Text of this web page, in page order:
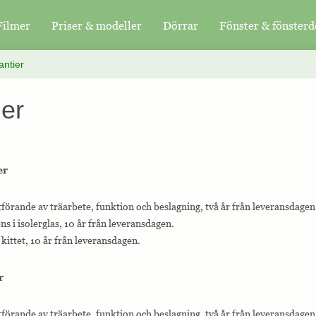
Priser & modeller Dörrar Fönster &
av träarbete, funktion och beslagning, två år från
i isolerglas, 10 år från leveransdagen.
10 år från leveransdagen.